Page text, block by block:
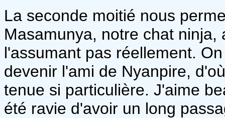
La seconde moitié nous
Masamunya, notre chat
l'assumant pas réellement.
devenir l'ami de Nyanpire,
tenue si particulière. J'aime
été ravie d'avoir un long